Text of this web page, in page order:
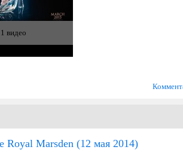
1 видео
Royal Marsden (12 мая 2014)